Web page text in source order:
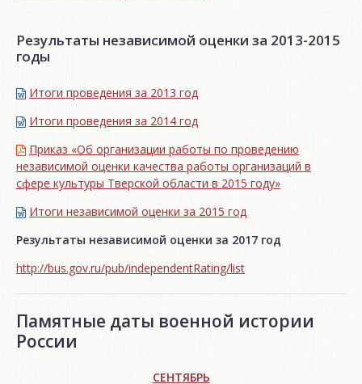
Результаты независимой оценки за 2013-2015
годы
Итоги проведения за 2013 год
Итоги проведения за 2014 год
Приказ «Об организации работы по проведению
независимой оценки качества работы организаций в
сфере культуры Тверской области в 2015 году»
Итоги независимой oценки за 2015 год
Результаты независимой оценки за 2017 год
http://bus.gov.ru/pub/independentRating/list
Памятные даты военной истории
России
СЕНТЯБРЬ